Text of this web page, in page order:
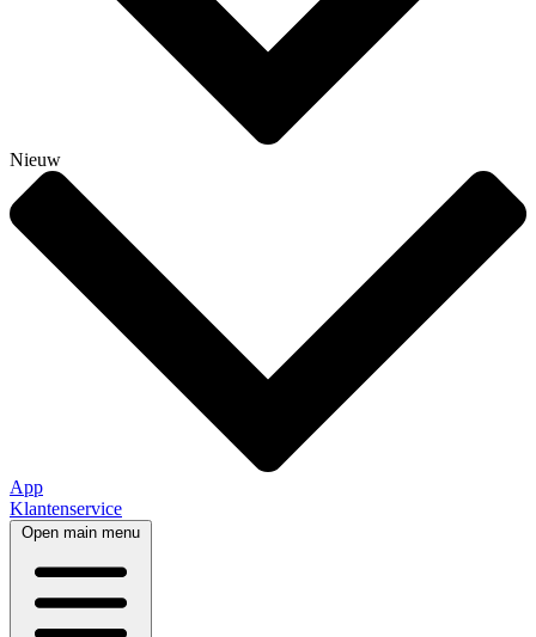
Nieuw
App
Klantenservice
Open main menu